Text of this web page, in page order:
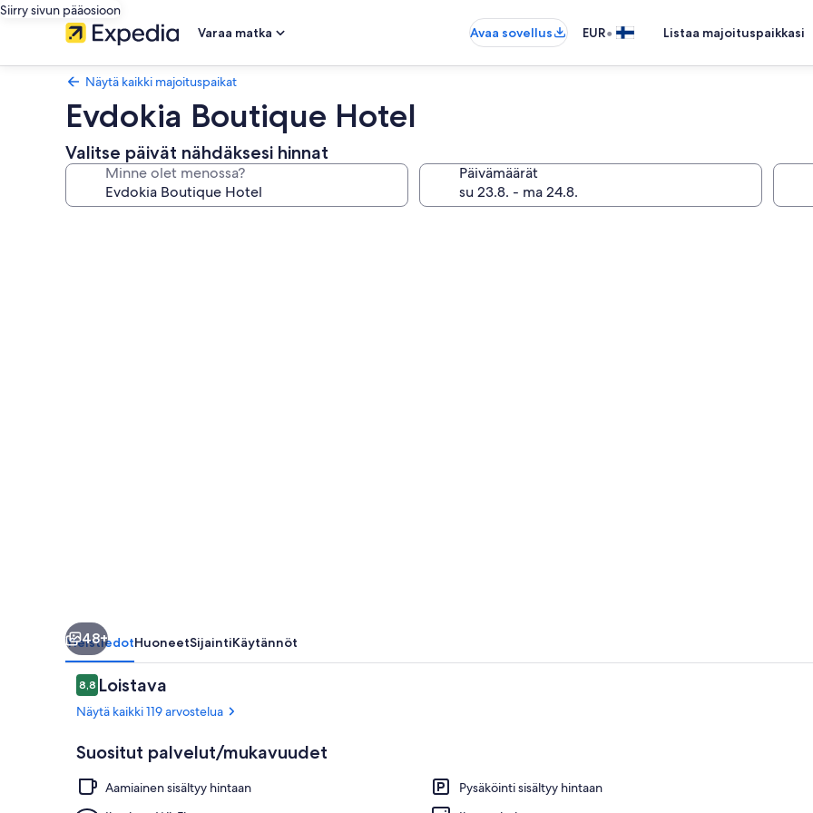
Siirry sivun pääosioon
Varaa matka
Avaa sovellus EUR• Listaa majoituspaikkasi
Näytä kaikki majoituspaikat
Evdokia Boutique Hotel
Valitse päivät nähdäksesi hinnat
Minne olet menossa? Päivämäärät
48+
YleistiedotHuoneetSijaintiKäytännöt
Arvostelut
8,88,8 kautta 10.
Loistava
Näytä kaikki 119 arvostelua
Suositut palvelut/mukavuudet
Aamiainen sisältyy hintaan
Pysäköinti sisältyy hintaan